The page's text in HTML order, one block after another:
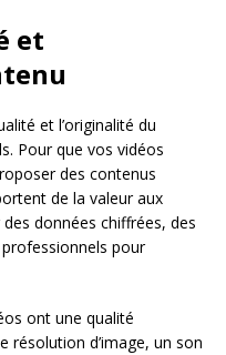
et
et l’originalité du
Pour que vos vidéos
des contenus
de la valeur aux
données chiffrées, des
pour
ont une qualité
résolution d’image, un son